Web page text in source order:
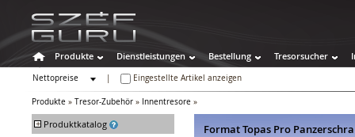
Produkte Dienstleistungen Bestellung Tresorsucher
Nettopreise
Eingestellte Artikel anzeigen
Produkte » Tresor-Zubehör » Innentresore »
+ Produktkatalog
Format Topas Pro